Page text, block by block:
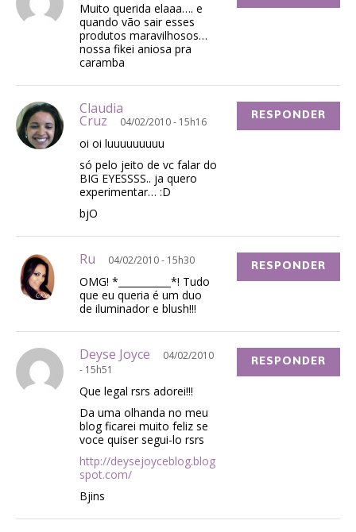
Muito querida elaaa…. e
quando vão sair esses
produtos maravilhosos…
nossa fikei aniosa pra
caramba
Claudia
Cruz 04/02/2010 - 15h16
oi oi luuuuuuuuu
só pelo jeito de vc falar do
BIG EYESSSS.. ja quero
experimentar… :D
bjO
RESPONDER
Ru 04/02/2010 - 15h30
OMG! *___________*! Tudo
que eu queria é um duo
de iluminador e blush!!!
RESPONDER
Deyse Joyce
04/02/2010
- 15h51
Que legal rsrs adorei!!!
Da uma olhanda no meu
blog ficarei muito feliz se
voce quiser segui-lo rsrs
http://deysejoyceblog.blog
spot.com/
Bjins
RESPONDER